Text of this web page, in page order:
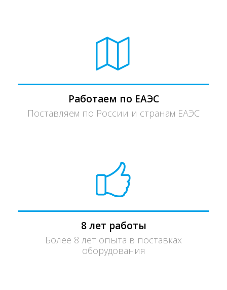
Работаем по ЕАЭС
Поставляем по России и странам ЕАЭС
8 лет работы
Более 8 лет опыта в поставках
оборудования